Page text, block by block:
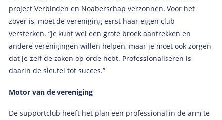
project Verbinden en Noaberschap verzonnen. Voor het
zover is, moet de vereniging eerst haar eigen club
versterken. “Je kunt wel een grote broek aantrekken en
andere verenigingen willen helpen, maar je moet ook zorgen
dat je zelf de zaken op orde hebt. Professionaliseren is
daarin de sleutel tot succes.”
Motor van de vereniging
De supportclub heeft het plan een professional in de arm te